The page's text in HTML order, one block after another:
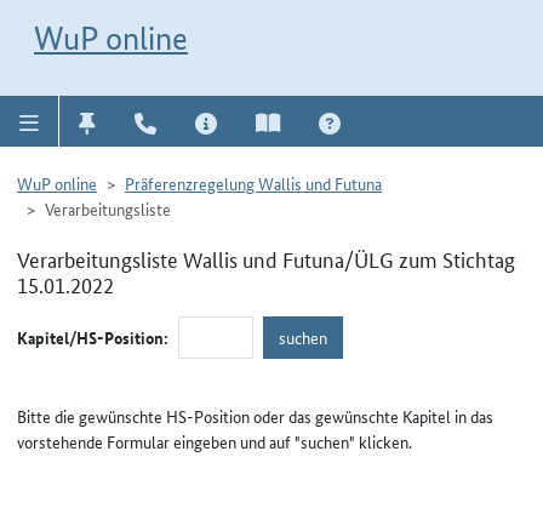
WuP online
WuP online
Präferenzregelung Wallis und Futuna
Verarbeitungsliste
Verarbeitungsliste Wallis und Futuna/ÜLG zum Stichtag
15.01.2022
Kapitel/HS-Position:
Bitte die gewünschte HS-Position oder das gewünschte Kapitel in das
vorstehende Formular eingeben und auf "suchen" klicken.